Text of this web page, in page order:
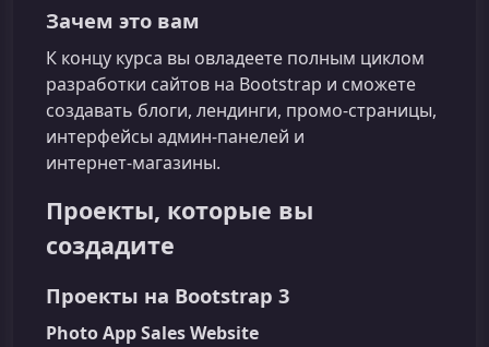
Зачем это вам
К концу курса вы овладеете полным циклом
разработки сайтов на Bootstrap и сможете
создавать блоги, лендинги, промо‑страницы,
интерфейсы админ‑панелей и
интернет‑магазины.
Проекты, которые вы
создадите
Проекты на Bootstrap 3
Photo App Sales Website